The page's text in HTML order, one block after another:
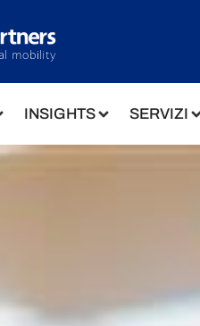
INSIGHTS SERVIZI